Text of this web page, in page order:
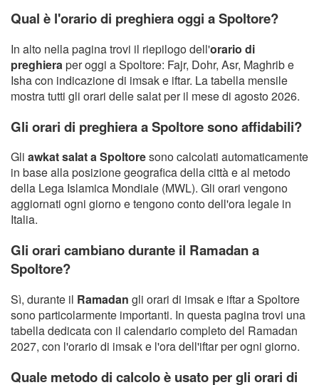
Qual è l'orario di preghiera oggi a Spoltore?
In alto nella pagina trovi il riepilogo dell'orario di
preghieraper oggi a Spoltore: Fajr, Dohr, Asr, Maghrib e
Isha con indicazione di imsak e iftar. La tabella mensile
mostra tutti gli orari delle salat per il mese di agosto 2026.
Gli orari di preghiera a Spoltore sono affidabili?
Gli awkat salat a Spoltoresono calcolati automaticamente
in base alla posizione geografica della città e al metodo
della Lega Islamica Mondiale (MWL). Gli orari vengono
aggiornati ogni giorno e tengono conto dell'ora legale in
Italia.
Gli orari cambiano durante il Ramadan a
Spoltore?
Sì, durante il Ramadan gli orari di imsak e iftar a Spoltore
sono particolarmente importanti. In questa pagina trovi una
tabella dedicata con il calendario completo del Ramadan
2027, con l'orario di imsak e l'ora dell'iftar per ogni giorno.
Quale metodo di calcolo è usato per gli orari di